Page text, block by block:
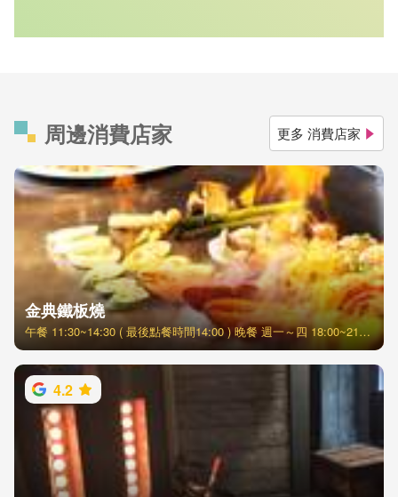
周邊消費店家 更多 消費店家
金典鐵板燒
午餐 11:30~14:30 ( 最後點餐時間14:00 ) 晚餐 週一～四 18:00~21:30 (最後點餐時間21:00) 週五～日 分2梯次 17:30~19:20 19:30~21:30
4.2